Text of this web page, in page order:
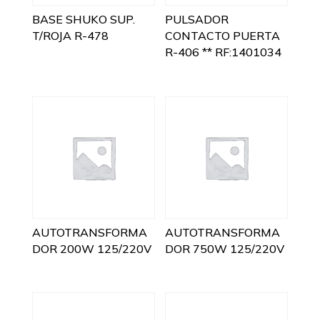
BASE SHUKO SUP.
T/ROJA R-478
PULSADOR
CONTACTO PUERTA
R-406 ** RF:1401034
AUTOTRANSFORMA
DOR 200W 125/220V
AUTOTRANSFORMA
DOR 750W 125/220V